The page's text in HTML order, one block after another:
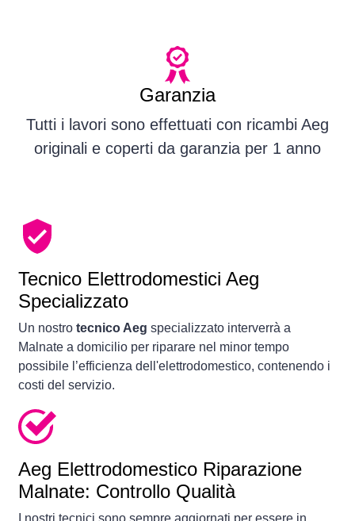
Garanzia
Tutti i lavori sono effettuati con ricambi Aeg
originali e coperti da garanzia per 1 anno
Tecnico Elettrodomestici Aeg
Specializzato
Un nostro tecnico Aeg specializzato interverrà a
Malnate a domicilio per riparare nel minor tempo
possibile l’efficienza dell'elettrodomestico, contenendo i
costi del servizio.
Aeg Elettrodomestico Riparazione
Malnate: Controllo Qualità